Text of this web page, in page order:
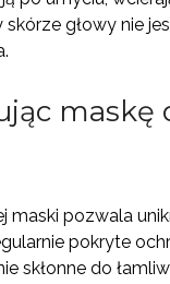
głowy nie
maskę
pozwala
pokryte
skłonne do